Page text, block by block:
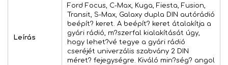
Leírás
Ford Focus, C-Max, Kuga, Fiesta, Fusion,
Transit, S-Max, Galaxy dupla DIN autórádió
beépít? keret. A beépít? keret átalakítja a
gyári rádió, m?szerfal kialakítását úgy,
hogy lehet?vé tegye a gyári rádió
cseréjét univerzális szabvány 2 DIN
méret? fejegységre. Kiváló min?ség? angol